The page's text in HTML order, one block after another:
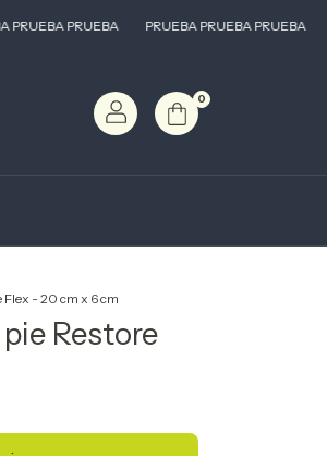
PRUEBA PRUEBA PRUEBA PRUEBA
0
- 20 cm x 6 cm
Restore